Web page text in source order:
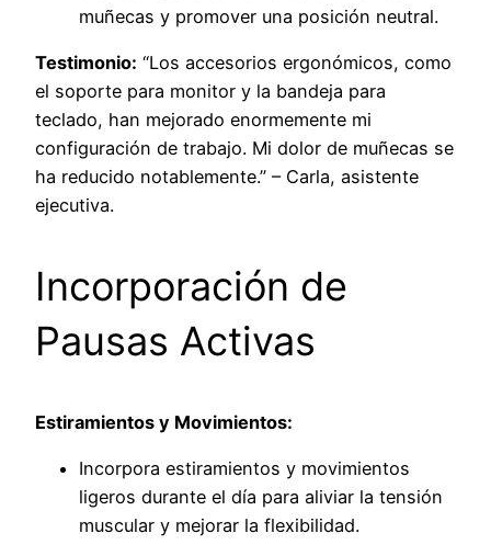
muñecas y promover una posición neutral.
Testimonio: “Los accesorios ergonómicos, como
el soporte para monitor y la bandeja para
teclado, han mejorado enormemente mi
configuración de trabajo. Mi dolor de muñecas se
ha reducido notablemente.” – Carla, asistente
ejecutiva.
Incorporación de
Pausas Activas
Estiramientos y Movimientos:
Incorpora estiramientos y movimientos
ligeros durante el día para aliviar la tensión
muscular y mejorar la flexibilidad.